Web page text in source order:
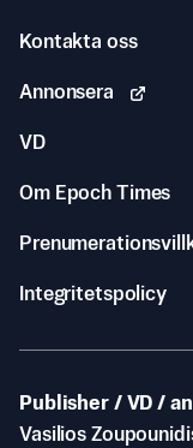
Kontakta oss
Annonsera
VD
Om Epoch Times
Integritetspolicy
Publisher / VD /
Vasilios